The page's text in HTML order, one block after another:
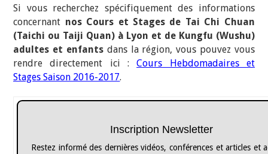
Si vous recherchez spécifiquement des informations
concernant nos Cours et Stages de Tai Chi Chuan
(Taichi ou Taiji Quan) à Lyon et de Kungfu (Wushu)
adultes et enfantsdans la région, vous pouvez vous
rendre directement ici :Cours Hebdomadaires et
Stages Saison 2016-2017.
Inscription Newsletter
Restez informé des dernières vidéos, conférences et articles et